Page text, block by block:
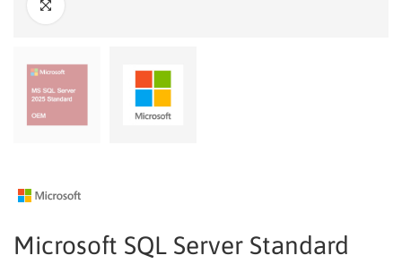
Microsoft SQL Server Standard